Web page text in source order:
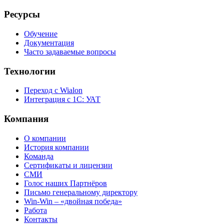
Ресурсы
Обучение
Документация
Часто задаваемые вопросы
Технологии
Переход с Wialon
Интеграция с 1С: УАТ
Компания
О компании
История компании
Команда
Сертификаты и лицензии
СМИ
Голос наших Партнёров
Письмо генеральному директору
Win-Win – «двойная победа»
Работа
Контакты